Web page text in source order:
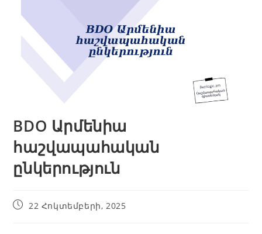
BDO Արմենիա
հաշվապահական
ընկերություն
22 Հոկտեմբերի, 2025